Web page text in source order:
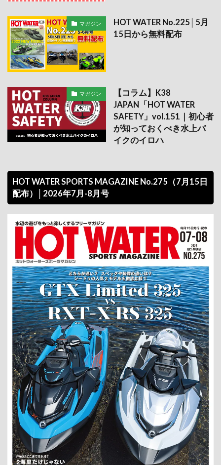
マガジン
HOT WATER No.225│5月
15日から無料配布
マガジン
【コラム】K38
JAPAN「HOT WATER
SAFETY」vol.151｜初心者
が知っておくべき水上バ
イクのイロハ
HOT WATER SPORTS MAGAZINE No.275（7月15日
配布）│2026年7月-8月号